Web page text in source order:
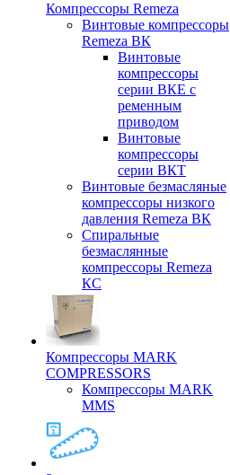
Компрессоры Remeza
Винтовые компрессоры
Remeza ВК
Винтовые
компрессоры
серии ВКЕ с
ременным
приводом
Винтовые
компрессоры
серии ВКТ
Винтовые безмасляные
компрессоры низкого
давления Remeza ВК
Спиральные
безмаслянные
компрессоры Remeza
КС
Компрессоры MARK
COMPRESSORS
Компрессоры MARK
MMS